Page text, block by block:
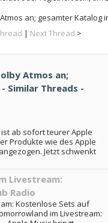
an; gesamter Katalog
| Next Thread >
Atmos an;
Similar Threads -
ab sofort teurer Apple
Produkte wie des Apple
Jetzt schwenkt
Livestream:
Radio
Kostenlose Sets auf
im Livestream: